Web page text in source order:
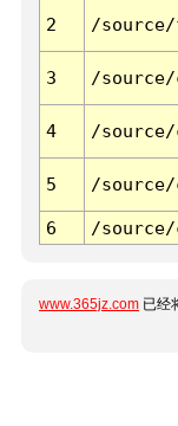
2 /
3 /
4 /
5 /
6 /
www.365jz.com 已经